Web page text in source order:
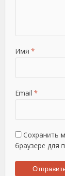
Имя *
Email *
Сохранить
браузере для